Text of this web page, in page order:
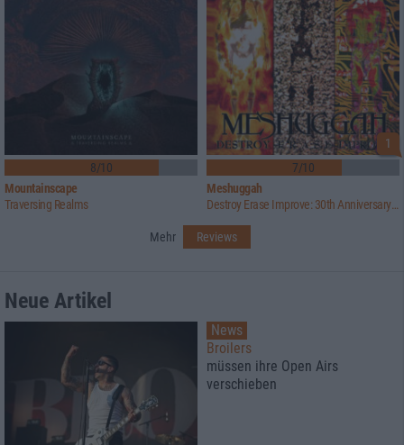
8/10
Mountainscape
Traversing Realms
1
7/10
Meshuggah
Destroy Erase Improve: 30th Anniversary Edition
Mehr Reviews
Neue Artikel
News
Broilers
müssen ihre Open Airs
verschieben